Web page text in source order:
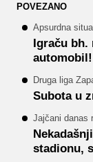
POVEZANO
Apsurdna
Igraču bh.
automobil!
Druga liga
Subota u
Jajčani danas
stadionu,